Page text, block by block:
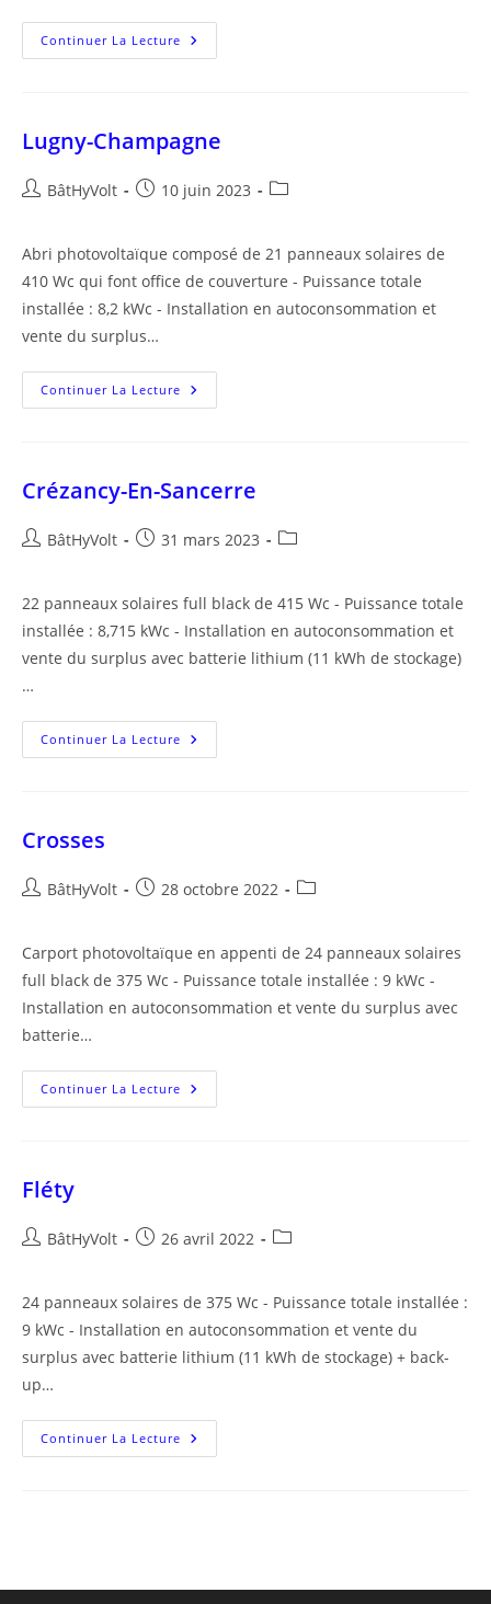
Continuer La Lecture Varennes-
Lès-
Lugny-Champagne
Auteur/autrice
publication :
BâtHyVolt
Publication
10 juin 2023
Post
Abri photovoltaïque composé de 21 panneaux solaires de
410 Wc qui font office de couverture - Puissance totale
installée : 8,2 kWc - Installation en autoconsommation et
vente du surplus…
Continuer La Lecture Lugny-
Champagne
Crézancy-En-Sancerre
Auteur/autrice
publication :
BâtHyVolt
Publication
31 mars 2023
Post
22 panneaux solaires full black de 415 Wc - Puissance totale
installée : 8,715 kWc - Installation en autoconsommation et
vente du surplus avec batterie lithium (11 kWh de stockage)
…
Continuer La Lecture Crézancy-
En-
Crosses
Auteur/autrice
publication :
BâtHyVolt
Publication
28 octobre 2022
Post
Carport photovoltaïque en appenti de 24 panneaux solaires
full black de 375 Wc - Puissance totale installée : 9 kWc -
Installation en autoconsommation et vente du surplus avec
batterie…
Continuer La Lecture Crosses
Fléty
Auteur/autrice
publication :
BâtHyVolt
Publication
26 avril 2022
Post
24 panneaux solaires de 375 Wc - Puissance totale installée :
9 kWc - Installation en autoconsommation et vente du
surplus avec batterie lithium (11 kWh de stockage) + back-
up…
Continuer La Lecture Fléty